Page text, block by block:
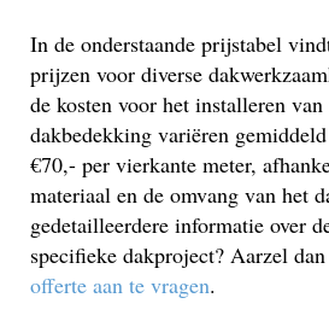
In de onderstaande prijstabel
prijzen voor diverse
de kosten voor het installeren
dakbedekking variëren
€70,- per vierkante meter,
materiaal en de omvang van het
gedetailleerdere informatie over
specifieke dakproject? Aarzel
offerte aan te vragen.